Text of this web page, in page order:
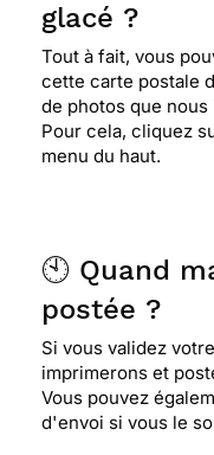
glacé ?
Tout à fait, vous
cette carte postale
de photos que
Pour cela, cliquez
menu du haut.
🕙 Quand
postée ?
Si vous validez
imprimerons et
Vous pouvez
d'envoi si vous le